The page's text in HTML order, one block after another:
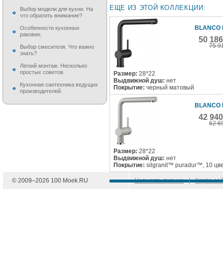
ЕЩЕ ИЗ ЭТОЙ КОЛЛЕКЦИИ:
BLANCO
50
75
Размер: 28*22
Выдвижной душ: нет
Покрытие: черный матовый
BLANCO
42
62
Размер: 28*22
Выдвижной душ: нет
Покрытие: silgranit™ puradur™, 10
Выбор модели для кухни. На
что обратить внимание?
Особенности кухонных
раковин.
Выбор смесителя. Что важно
знать?
Легкий монтаж. Несколько
простых советов.
Кухонная сантехника ведущих
производителей.
© 2009–2026 100 Moek.RU Написать письмо | Карта